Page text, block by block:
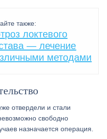
также:
локтевого
— лечение
методами
отвердели и стали
свободно
назначается операция.